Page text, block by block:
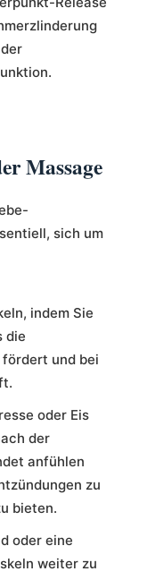
Massage
sich um
indem Sie
die
und bei
oder Eis
der
anfühlen
zu
bieten.
oder eine
weiter zu